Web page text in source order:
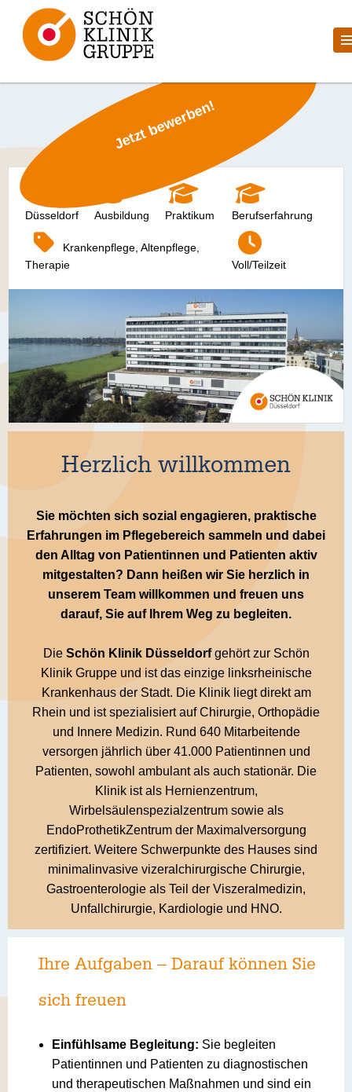
Jetzt bewerben!
Düsseldorf Ausbildung Praktikum Berufserfahrung
Krankenpflege, Altenpflege,
Therapie
Voll/Teilzeit
Herzlich willkommen
Sie möchten sich sozial engagieren, praktische
Erfahrungen im Pflegebereich sammeln und dabei
den Alltag von Patientinnen und Patienten aktiv
mitgestalten? Dann heißen wir Sie herzlich in
unserem Team willkommen und freuen uns
darauf, Sie auf Ihrem Weg zu begleiten.
DieSchön Klinik Düsseldorfgehört zur Schön
Klinik Gruppe und ist das einzige linksrheinische
Krankenhaus der Stadt. Die Klinik liegt direkt am
Rhein und ist spezialisiert auf Chirurgie, Orthopädie
und Innere Medizin. Rund 640 Mitarbeitende
versorgen jährlich über 41.000 Patientinnen und
Patienten, sowohl ambulant als auch stationär. Die
Klinik ist als Hernienzentrum,
Wirbelsäulenspezialzentrum sowie als
EndoProthetikZentrum der Maximalversorgung
zertifiziert. Weitere Schwerpunkte des Hauses sind
minimalinvasive vizeralchirurgische Chirurgie,
Gastroenterologie als Teil der Viszeralmedizin,
Unfallchirurgie, Kardiologie und HNO.
Ihre Aufgaben – Darauf können Sie
sich freuen
Einfühlsame Begleitung: Sie begleiten
Patientinnen und Patienten zu diagnostischen
und therapeutischen Maßnahmen und sind ein